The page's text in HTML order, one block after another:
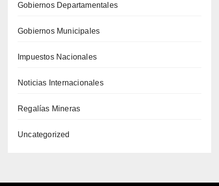
Gobiernos Departamentales
Gobiernos Municipales
Impuestos Nacionales
Noticias Internacionales
Regalías Mineras
Uncategorized